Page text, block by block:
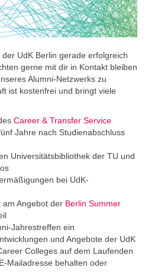
UdK Berlin gerade erfolgreich
gerne mit dir in Kontakt bleiben
Alumni-Netzwerks zu
ist kostenfrei und bringt viele
Career & Transfer Service
Jahre nach Studienabschluss
Universitätsbibliothek der TU und
bei UdK-
am Angebot der Berlin Summer
Jahrestreffen ein
und Angebote der UdK
Colleges auf dem Laufenden
Mailadresse behalten oder